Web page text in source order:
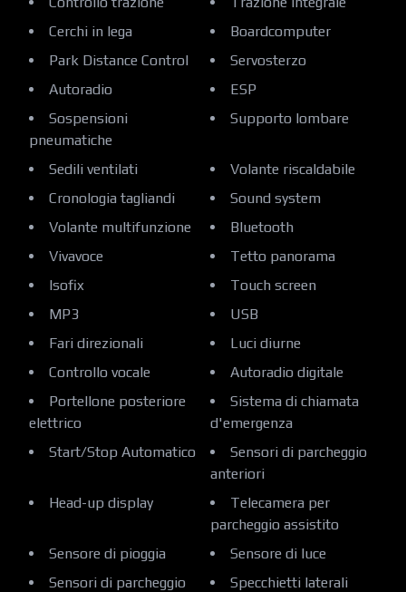
Cerchi in lega
Boardcomputer
Park Distance Control
Servosterzo
Autoradio
ESP
Sospensioni
pneumatiche
Supporto lombare
Sedili ventilati
Volante riscaldabile
Cronologia tagliandi
Sound system
Volante multifunzione
Bluetooth
Vivavoce
Tetto panorama
Isofix
Touch screen
MP3
USB
Fari direzionali
Luci diurne
Controllo vocale
Autoradio digitale
Portellone posteriore
elettrico
Sistema di chiamata
d'emergenza
Start/Stop Automatico
Sensori di parcheggio
anteriori
Head-up display
Telecamera per
parcheggio assistito
Sensore di pioggia
Sensore di luce
Sensori di parcheggio
Specchietti laterali